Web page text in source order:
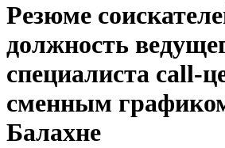
Резюме
должность
специалиста call-
сменным
Балахне